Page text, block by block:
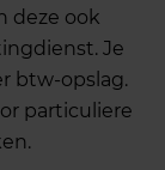
deze ook
Je
btw-opslag.
particuliere